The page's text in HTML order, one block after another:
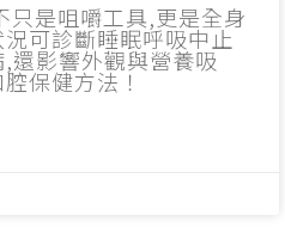
只是咀嚼工具,更是全身
可診斷睡眠呼吸中止
還影響外觀與營養吸
保健方法！